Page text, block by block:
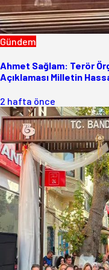
Gündem
Ahmet Sağlam: Terör
Açıklaması Milletin
2 hafta önce